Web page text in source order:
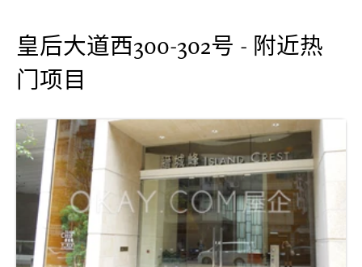
皇后大道西300-302号 - 附近热
门项目